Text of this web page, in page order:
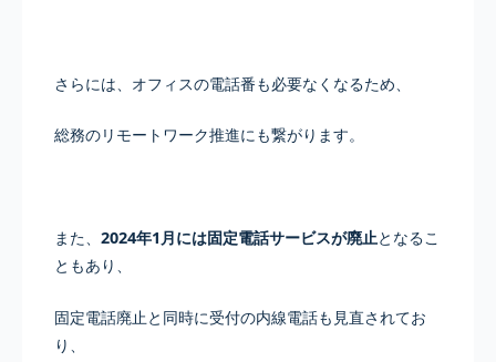
さらには、オフィスの電話番も必要なくなるため、
総務のリモートワーク推進にも繋がります。
また、 2024年1月には固定電話サービスが廃止となるこ
ともあり、
固定電話廃止と同時に受付の内線電話も見直されてお
り、